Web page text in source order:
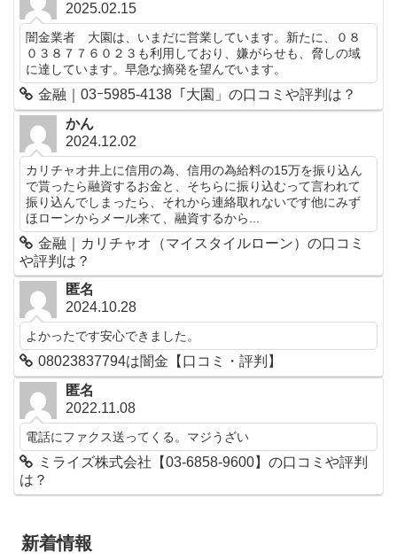
2025.02.15
闇金業者 大園は、いまだに営業しています。新たに、０８
０３８７７６０２３も利用しており、嫌がらせも、脅しの域
に達しています。早急な摘発を望んでいます。
金融｜03ｰ5985-4138「大園」の口コミや評判は？
かん
2024.12.02
カリチャオ井上に信用の為、信用の為給料の15万を振り込ん
で貰ったら融資するお金と、そちらに振り込むって言われて
振り込んでしまったら、それから連絡取れないです他にみず
ほローンからメール来て、融資するから...
金融｜カリチャオ（マイスタイルローン）の口コミ
や評判は？
匿名
2024.10.28
よかったです安心できました。
08023837794は闇金【口コミ・評判】
匿名
2022.11.08
電話にファクス送ってくる。マジうざい
ミライズ株式会社【03-6858-9600】の口コミや評判
は？
新着情報